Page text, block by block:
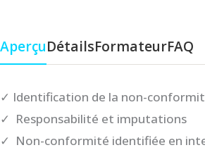
AperçuDétailsFormateurFAQ
✓ Identification de la non-
✓ Responsabilité et imputations
✓ Non-conformité identifiée en